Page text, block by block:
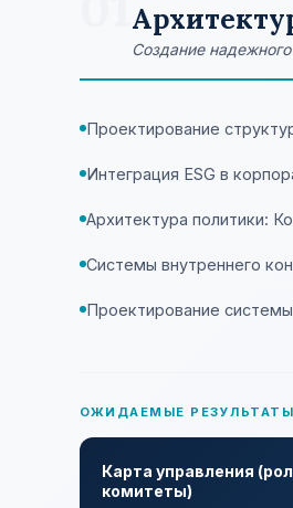
Создание
Проектирование
Интеграция ESG в
Архитектура политики:
Системы внутреннего
Проектирование
ОЖИДАЕМЫЕ РЕЗУЛЬТАТЫ
Карта управления
комитеты)